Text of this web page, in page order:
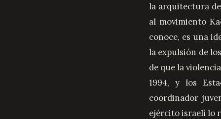
la arquitectura
al movimiento
conoce, es una
la expulsión de
de que la
1994, y los
coordinador
ejército israelí lo